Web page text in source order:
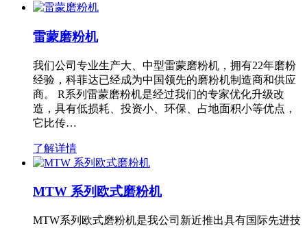
雷蒙磨粉机
我们公司专业生产大、中型雷蒙磨粉机，拥有22年磨粉
经验，科菲达已经成为中国领先的磨粉机制造商和供应
商。 R系列雷蒙磨粉机是经过我们的专家优化升级改
造，具有低损耗、投资小、环保、占地面积小等优点，
它比传…
了解详情
MTW 系列欧式磨粉机
MTW系列欧式磨粉机是我公司新近推出具有国际先进技